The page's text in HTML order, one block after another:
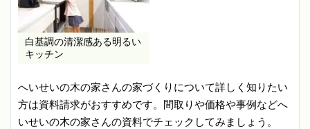
白基調の清潔感ある明るい
キッチン
へいせいの木の家さんの家づくりについて詳しく知りたい
方は資料請求がおすすめです。間取りや価格や事例などへ
いせいの木の家さんの資料でチェックしてみましょう。